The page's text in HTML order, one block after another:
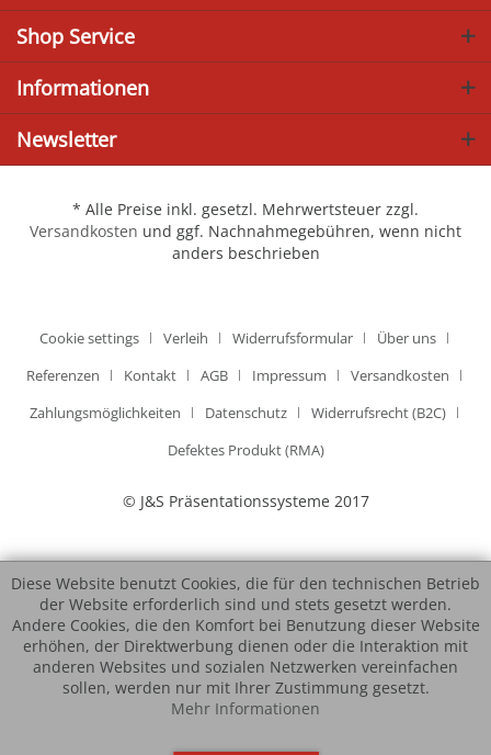
Shop Service
Informationen
Newsletter
* Alle Preise inkl. gesetzl. Mehrwertsteuer zzgl.
Versandkosten und ggf. Nachnahmegebühren, wenn nicht
anders beschrieben
Cookie settings Verleih Widerrufsformular
Über uns
Referenzen
Kontakt AGB Impressum
Versandkosten
Zahlungsmöglichkeiten
Datenschutz
Widerrufsrecht (B2C)
Defektes Produkt (RMA)
© J&S Präsentationssysteme 2017
Diese Website benutzt Cookies, die für den technischen Betrieb
der Website erforderlich sind und stets gesetzt werden.
Andere Cookies, die den Komfort bei Benutzung dieser Website
erhöhen, der Direktwerbung dienen oder die Interaktion mit
anderen Websites und sozialen Netzwerken vereinfachen
sollen, werden nur mit Ihrer Zustimmung gesetzt.
Mehr Informationen